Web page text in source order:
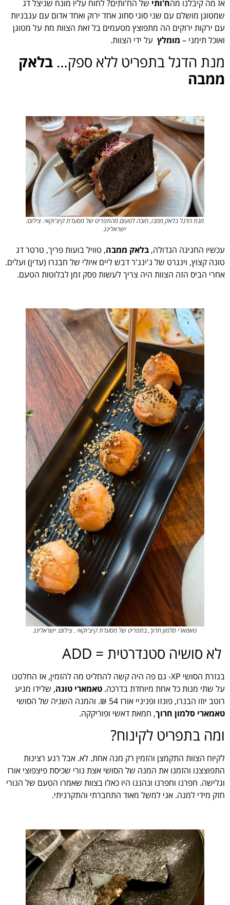
אז מה קיבלנו מהח'ותי של הח'ותים? לחוח עליו מונח שניצל דג
שמטוגן מושלם עם שני סוגי סחוג אחד ירוק ואחד אדום עם עגבניות
עם ירקות ירוקים הה מתפוצץ מטעמים בל זאת הצוות מת על מטוגן
ואוכל תימני – מומלץ על ידי הצוות.
מנת הדגל בתפריט ללא ספק… בלאק
ממבה
מנת הדגל בלאק ממבו, חובה לטעום מהתפריט של מסעדת קיצ'וקאי. צילום:
ישראלינג
עכשיו החגיגה הגדולה, בלאק ממבה, טוויל בועות פריך, טרטר דג
טונה קצוץ, וינגרט של ג'ינג'ר דבש ליים איולי של חבנרו (עדין) ועלים.
אחרי הביס הזה הצוות היה צריך לעשות פסק זמן לבלוטות הטעם.
טאמארי סלמון חרוך, בתפריט של מסעדת קיצ'וקאי . צילום: ישראלינג
לא סושיה סטנדרטית = ADD
בגזרת הסושי XP- גם פה היה קשה להחליט מה להזמין, אז החלטנו
על שתי מנות כל אחת מיוחדת בדרכה. טאמארי טונה, שלידו מגיע
רוטב יוזו הבנרו, פונזו ופניניי אורז 54 ₪. והמנה השניה של הסושי
טאמארי סלמון חרוך, חמאת דאשי ופוריקקה.
ומה בתפריט לקינוח?
לקיוח הצוות התקמצן והזמין רק מנה אחת. לא. אבל רגע רצינות
התפוצצנו והזמנו את המנה של הסושי אצת נורי שכיסת פיצפוצי אורז
וגלישה. חפרנו וחפרנו ונהננו היו כאלו בצוות שאמרו הטעם של הנורי
חזק מידי למנה. אני למשל מאוד התחברתי והתקרניתי.